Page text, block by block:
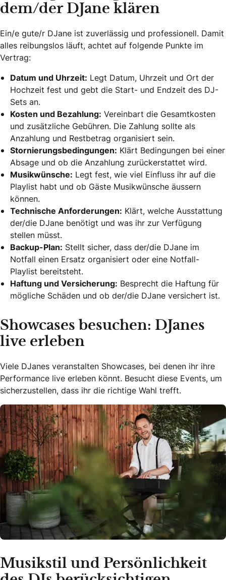
dem/der DJane klären
Ein/e gute/r DJane ist zuverlässig und professionell. Damit
alles reibungslos läuft, achtet auf folgende Punkte im
Vertrag:
Datum und Uhrzeit: Legt Datum, Uhrzeit und Ort der
Hochzeit fest und gebt die Start- und Endzeit des DJ-
Sets an.
Kosten und Bezahlung: Vereinbart die Gesamtkosten
und zusätzliche Gebühren. Die Zahlung sollte als
Anzahlung und Restbetrag organisiert sein.
Stornierungsbedingungen: Klärt Bedingungen bei einer
Absage und ob die Anzahlung zurückerstattet wird.
Musikwünsche: Legt fest, wie viel Einfluss ihr auf die
Playlist habt und ob Gäste Musikwünsche äussern
können.
Technische Anforderungen: Klärt, welche Ausstattung
der/die DJane benötigt und was ihr zur Verfügung
stellen müsst.
Backup-Plan: Stellt sicher, dass der/die DJane im
Notfall einen Ersatz organisiert oder eine Notfall-
Playlist bereitsteht.
Haftung und Versicherung: Besprecht die Haftung für
mögliche Schäden und ob der/die DJane versichert ist.
Showcases besuchen: DJanes
live erleben
Viele DJanes veranstalten Showcases, bei denen ihr ihre
Performance live erleben könnt. Besucht diese Events, um
sicherzustellen, dass ihr die richtige Wahl trefft.
Musikstil und Persönlichkeit